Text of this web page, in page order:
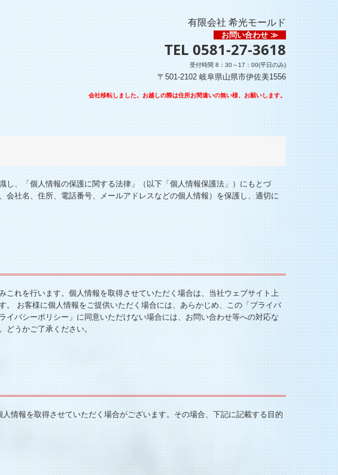
有限会社 希光モールド
お問い合わせ ≫
TEL 0581-27-3618
受付時間 8：30～17：00(平日のみ)
〒501-2102 岐阜県山県市伊佐美1556
会社移転しました。お越しの際は住所お間違いの無い様、お願いします。
、「個人情報の保護に関する法律」（以下「個人情報保護法」）にもとづ
会社名、住所、電話番号、メールアドレスなどの個人情報）を保護し、適切に
れを行います。個人情報を取得させていただく場合は、当社ウェブサイト上
お客様に個人情報をご提供いただく場合には、あらかじめ、この「プライバ
バシーポリシー」に同意いただけない場合には、お問い合わせ等への対応な
どうかご了承ください。
情報を取得させていただく場合がございます。その場合、下記に記載する目的